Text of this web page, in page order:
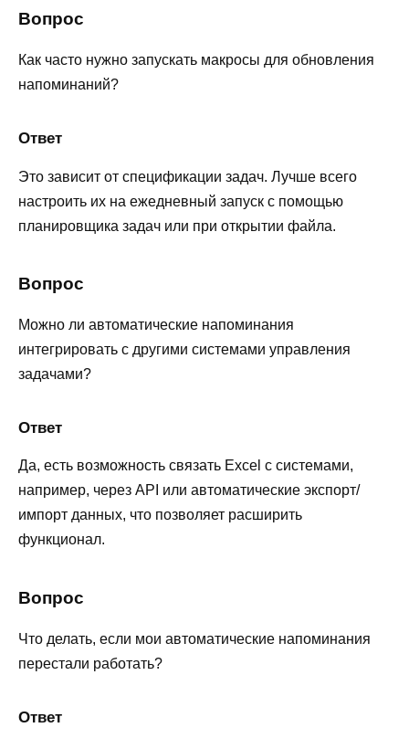
Вопрос
Как часто нужно запускать макросы для обновления
напоминаний?
Ответ
Это зависит от спецификации задач. Лучше всего
настроить их на ежедневный запуск с помощью
планировщика задач или при открытии файла.
Вопрос
Можно ли автоматические напоминания
интегрировать с другими системами управления
задачами?
Ответ
Да, есть возможность связать Excel с системами,
например, через API или автоматические экспорт/
импорт данных, что позволяет расширить
функционал.
Вопрос
Что делать, если мои автоматические напоминания
перестали работать?
Ответ